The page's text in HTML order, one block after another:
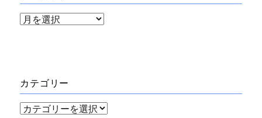
ア
ブ
カテゴリー
カ